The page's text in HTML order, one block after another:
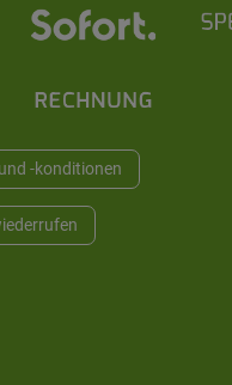
-konditionen